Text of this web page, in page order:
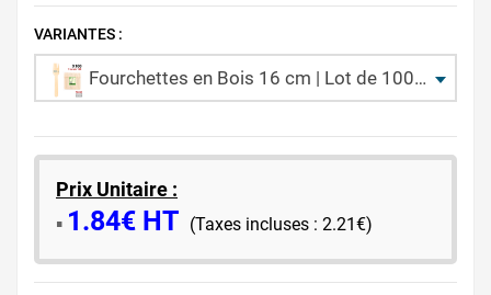
VARIANTES :
Fourchettes en Bois 16 cm | Lot de 100 | CHR
Prix Unitaire :
​▪️​ 1.84€ HT (Taxes incluses : 2.21€)